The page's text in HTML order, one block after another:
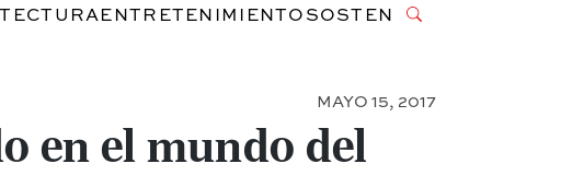
ENTRETENIMIENTOSOSTENIBILIDAD
MAYO 15, 2017
en el mundo del